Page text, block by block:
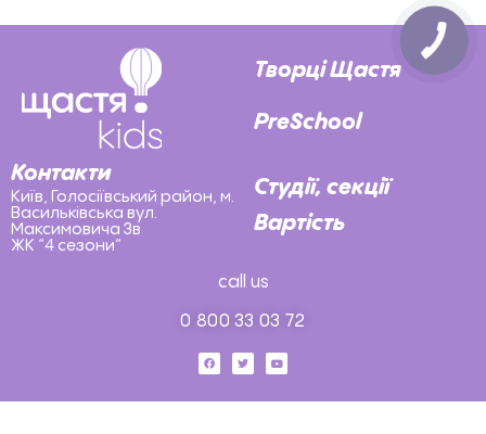
Творці Щастя
PreSchool
Контакти
Київ, Голосіївський район, м.
Васильківська вул.
Максимовича 3в
ЖК “4 сезони”
Студії, секції
Вартість
call us
0 800 33 03 72
a
c
o
w
i
e
o
u
b